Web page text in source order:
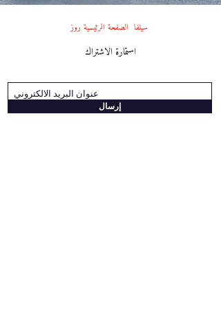
سيلفا الصفحة الرئيسية روز
استمارة الاشتراك
إرسال